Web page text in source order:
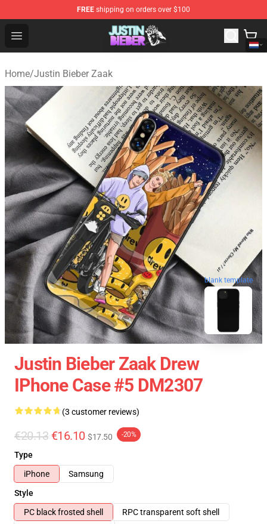
FREE shipping on orders over $100
Open menu
Justin Bieber Store - Official Justin Bieber Merchandise
Home/Justin Bieber Zaak
blank template
Justin Bieber Zaak Drew
IPhone Case #5 DM2307
(3 customer reviews)
€20.13 €16.10 $17.50 -20%
Type
iPhone
Samsung
Style
PC black frosted shell
RPC transparent soft shell